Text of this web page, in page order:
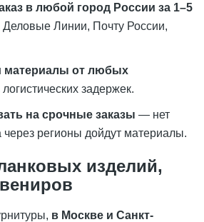
в любой город России за 1–5
Линии, Почту России,
материалы от любых
логистических задержек.
на срочные заказы — нет
регионы дойдут материалы.
изделий,
в Москве и Санкт-